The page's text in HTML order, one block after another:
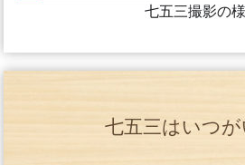
七五三撮影の
七五三はいつが